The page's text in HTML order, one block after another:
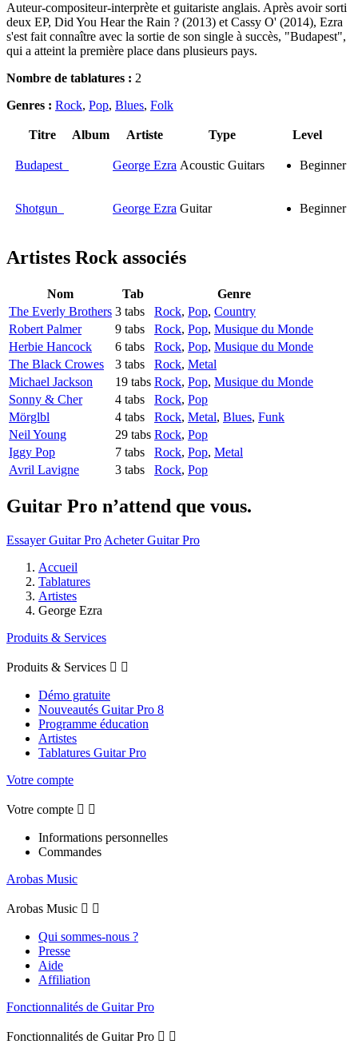
Auteur-compositeur-interprète et guitariste anglais. Après avoir sorti
deux EP, Did You Hear the Rain ? (2013) et Cassy O' (2014), Ezra
s'est fait connaître avec la sortie de son single à succès, "Budapest",
qui a atteint la première place dans plusieurs pays.
Nombre de tablatures : 2
Genres : Rock, Pop, Blues, Folk
Titre Album Artiste Type Level
Budapest George Ezra Acoustic Guitars Beginner
Shotgun George Ezra Guitar Beginner
Artistes Rockassociés
Nom Tab
Genre
The Everly Brothers 3 tabs Rock, Pop, Country
Robert Palmer
9 tabs Rock, Pop, Musique du Monde
Herbie Hancock
6 tabs Rock, Pop, Musique du Monde
The Black Crowes
3 tabs Rock, Metal
Michael Jackson
19 tabs Rock, Pop, Musique du Monde
Sonny & Cher
4 tabs Rock, Pop
Mörglbl
4 tabs Rock, Metal, Blues, Funk
Neil Young
29 tabs Rock, Pop
Iggy Pop
7 tabs Rock, Pop, Metal
Avril Lavigne
3 tabs Rock, Pop
Guitar Pro n’attend que vous.
Essayer Guitar Pro Acheter Guitar Pro
Accueil
Tablatures
Artistes
George Ezra
Produits & Services
Produits & Services  
Démo gratuite
Nouveautés Guitar Pro 8
Programme éducation
Artistes
Tablatures Guitar Pro
Votre compte
Votre compte  
Informations personnelles
Commandes
Arobas Music
Arobas Music  
Qui sommes-nous ?
Presse
Aide
Affiliation
Fonctionnalités de Guitar Pro
Fonctionnalités de Guitar Pro  